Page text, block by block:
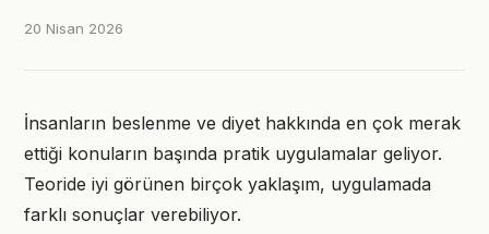
20 Nisan 2026
İnsanların beslenme ve diyet hakkında en çok merak
ettiği konuların başında pratik uygulamalar geliyor.
Teoride iyi görünen birçok yaklaşım, uygulamada
farklı sonuçlar verebiliyor.